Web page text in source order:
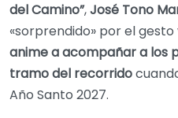
del Camino”,José Tono
«sorprendido» por el
anime a acompañar a los
tramo del recorrido
Año Santo 2027.